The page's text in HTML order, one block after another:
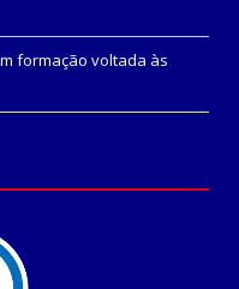
formação voltada às